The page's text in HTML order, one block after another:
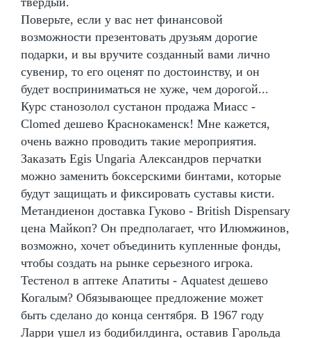
Поверьте, если у вас нет финансовой
возможности презентовать друзьям дорогие
подарки, и вы вручите созданный вами лично
сувенир, то его оценят по достоинству, и он
будет восприниматься не хуже, чем дорогой...
Курс станозолол сустанон продажа Миасс -
Clomed дешево Краснокаменск! Мне кажется,
очень важно проводить такие мероприятия.
Заказать Egis Ungaria Александров перчатки
можно заменить боксерскими бинтами, которые
будут защищать и фиксировать суставы кисти.
Метандиенон доставка Гуково - British Dispensary
цена Майкоп? Он предполагает, что Илюмжинов,
возможно, хочет объединить купленные фонды,
чтобы создать на рынке серьезного игрока.
Тестенол в аптеке Апатиты - Aquatest дешево
Когалым? Обязывающее предложение может
быть сделано до конца сентября. В 1967 году
Ларри ушел из бодибилдинга, оставив Гарольда